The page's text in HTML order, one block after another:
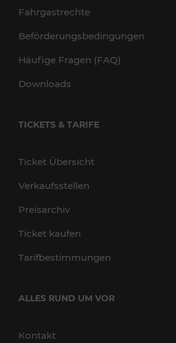
Fahrgastrechte
Beförderungsbedingungen
Häufige Fragen (FAQ)
Downloads
TICKETS & TARIFE
Ticket Übersicht
Verkaufsstellen
Preisarchiv
Ticket kaufen
Tarifbestimmungen
ALLES RUND UM VOR
Kontakt